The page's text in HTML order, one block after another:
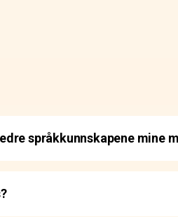
språkkunnskapene mine